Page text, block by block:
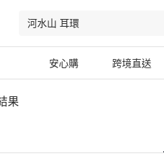
安心購 跨境直送
果